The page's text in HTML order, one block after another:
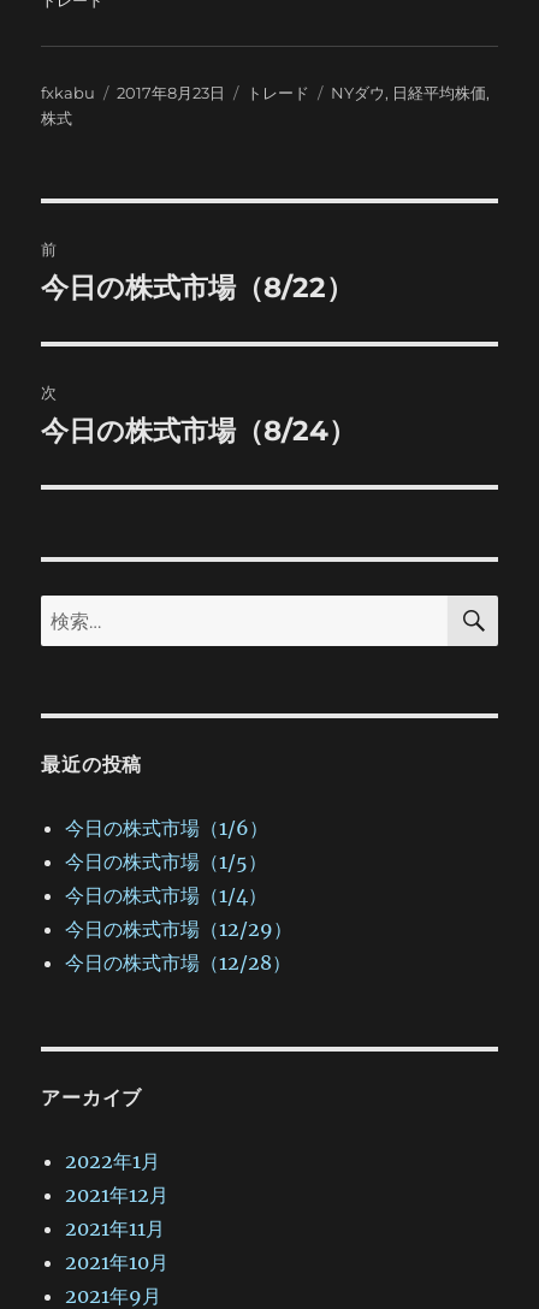
投
稿
fxkabu
投
2017年8月23日
カ
トレード
タ
NYダウ, 日経平均株価,
株式
稿
ビ
ゲ
ー
ン
前
前
投
稿:
今日の株式市場（8/22）
次
次
投
今日の株式市場（8/24）
検
索:
検
最近の投稿
今日の株式市場（1/6）
今日の株式市場（1/5）
今日の株式市場（1/4）
今日の株式市場（12/29）
今日の株式市場（12/28）
アーカイブ
2022年1月
2021年12月
2021年11月
2021年10月
2021年9月